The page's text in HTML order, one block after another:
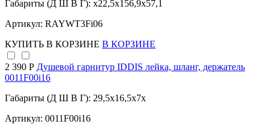
Габариты (Д Ш В Г): x22,5x156,9x57,1
Артикул: RAYWT3Fi06
КУПИТЬ В КОРЗИНЕ В КОРЗИНЕ
2 390 Р Душевой гарнитур IDDIS лейка, шланг, держатель
0011F00i16
Габариты (Д Ш В Г): 29,5x16,5x7x
Артикул: 0011F00i16